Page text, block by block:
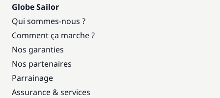
Globe Sailor
Qui sommes-nous ?
Comment ça marche ?
Nos garanties
Nos partenaires
Parrainage
Assurance & services